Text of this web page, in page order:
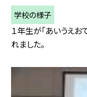
学校の様子
１年生が「あいうえお
れました。